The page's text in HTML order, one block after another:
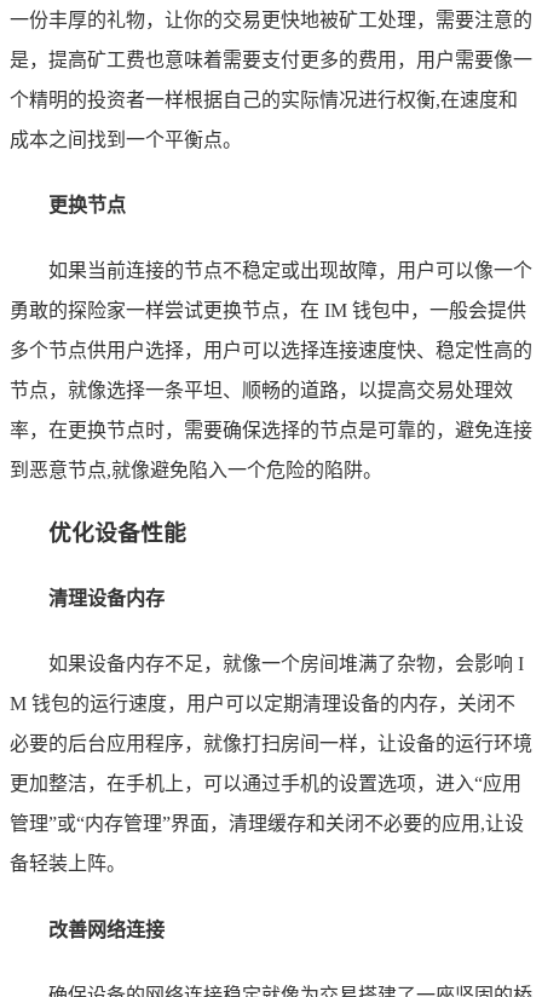
一份丰厚的礼物，让你的交易更快地被矿工处理，需要注意的
是，提高矿工费也意味着需要支付更多的费用，用户需要像一
个精明的投资者一样根据自己的实际情况进行权衡,在速度和
成本之间找到一个平衡点。
更换节点
如果当前连接的节点不稳定或出现故障，用户可以像一个
勇敢的探险家一样尝试更换节点，在 IM 钱包中，一般会提供
多个节点供用户选择，用户可以选择连接速度快、稳定性高的
节点，就像选择一条平坦、顺畅的道路，以提高交易处理效
率，在更换节点时，需要确保选择的节点是可靠的，避免连接
到恶意节点,就像避免陷入一个危险的陷阱。
优化设备性能
清理设备内存
如果设备内存不足，就像一个房间堆满了杂物，会影响 I
M 钱包的运行速度，用户可以定期清理设备的内存，关闭不
必要的后台应用程序，就像打扫房间一样，让设备的运行环境
更加整洁，在手机上，可以通过手机的设置选项，进入“应用
管理”或“内存管理”界面，清理缓存和关闭不必要的应用,让设
备轻装上阵。
改善网络连接